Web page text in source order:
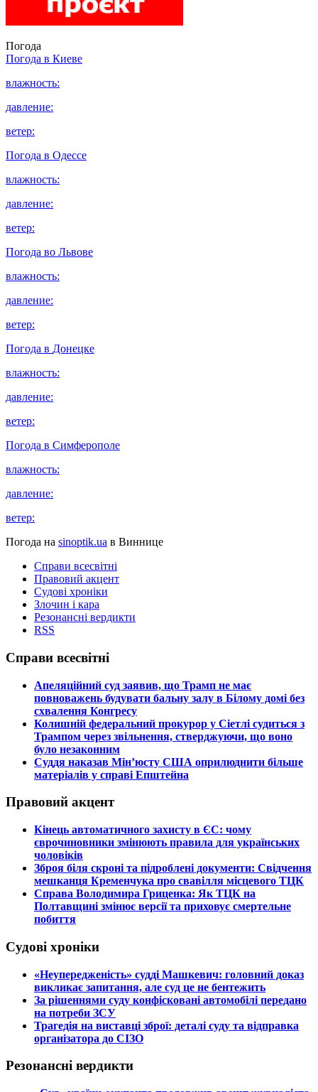
Погода
Погода в Киеве
влажность:
давление:
ветер:
Погода в Одессе
влажность:
давление:
ветер:
Погода во Львове
влажность:
давление:
ветер:
Погода в Донецке
влажность:
давление:
ветер:
Погода в Симферополе
влажность:
давление:
ветер:
Погода на sinoptik.ua в Виннице
Справи всесвітні
Правовий акцент
Судові хроніки
Злочин і кара
Резонансні вердикти
RSS
Справи всесвітні
​Апеляційний суд заявив, що Трамп не має
повноважень будувати бальну залу в Білому домі без
схвалення Конгресу
​Колишній федеральний прокурор у Сіетлі судиться з
Трампом через звільнення, стверджуючи, що воно
було незаконним
​Суддя наказав Мін’юсту США оприлюднити більше
матеріалів у справі Епштейна
Правовий акцент
​Кінець автоматичного захисту в ЄС: чому
єврочиновники змінюють правила для українських
чоловіків
​Зброя біля скроні та підроблені документи: Свідчення
мешканця Кременчука про свавілля місцевого ТЦК
​Справа Володимира Гриценка: Як ТЦК на
Полтавщині змінює версії та приховує смертельне
побиття
Судові хроніки
​«Неупередженість» судді Машкевич: головний доказ
викликає запитання, але суд це не бентежить
​За рішеннями суду конфісковані автомобілі передано
на потреби ЗСУ
​Трагедія на виставці зброї: деталі суду та відправка
організатора до СІЗО
Резонансні вердикти